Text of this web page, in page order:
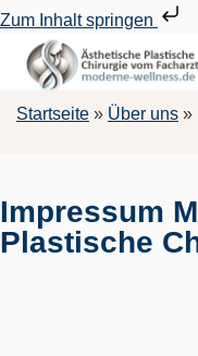
Zum Inhalt springen
Startseite » Über uns »
Impressum
Plastische